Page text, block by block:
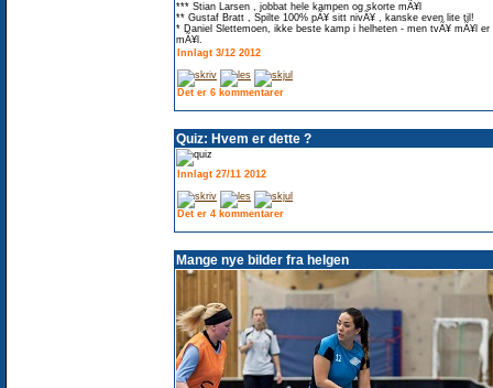
*** Stian Larsen , jobbat hele kampen og skorte mÃ¥l
** Gustaf Bratt , Spilte 100% pÃ¥ sitt nivÃ¥ , kanske even lite til!
* Daniel Slettemoen, ikke beste kamp i helheten - men tvÃ¥ mÃ¥l er
mÃ¥l.
Innlagt 3/12 2012
Det er 6 kommentarer
Quiz: Hvem er dette ?
Innlagt 27/11 2012
Det er 4 kommentarer
Mange nye bilder fra helgen